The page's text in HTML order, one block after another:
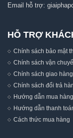
Email hỗ trợ:
HỖ TRỢ
Chính sách bảo mật
Chính sách vận
Chính sách giao hàng
Chính sách đổi trả
Hướng dẫn mua hàng
Hướng dẫn thanh
Cách thức mua hàng